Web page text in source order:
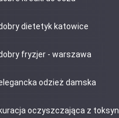
dietetyk katowice
fryzjer - warszawa
odzież damska
oczyszczająca z toksyn